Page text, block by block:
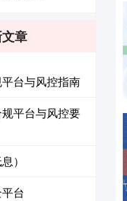
章
台与风控指南
平台与风控要
）
台